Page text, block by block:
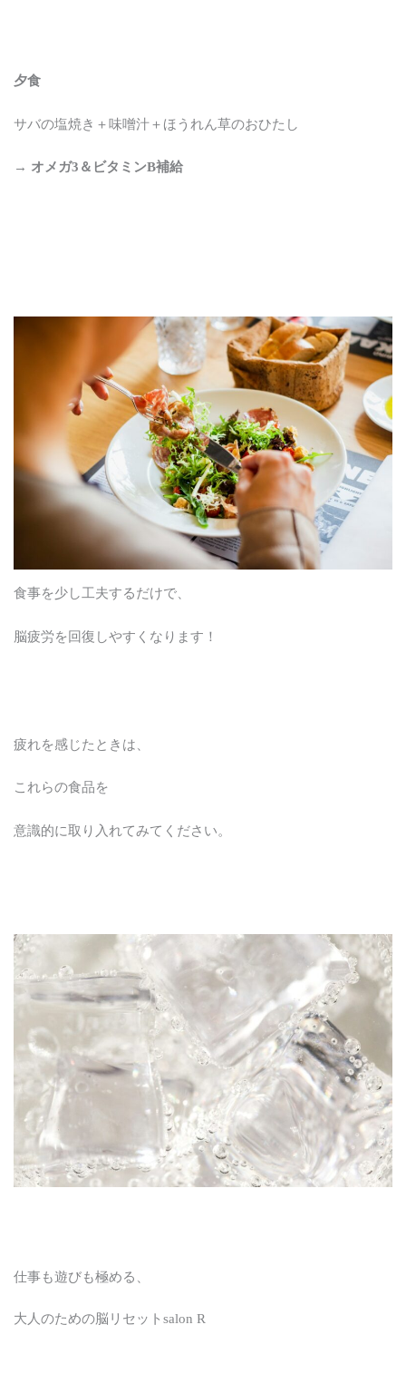
夕食
サバの塩焼き＋味噌汁＋ほうれん草のおひたし
→ オメガ3＆ビタミンB補給
食事を少し工夫するだけで、
脳疲労を回復しやすくなります！
疲れを感じたときは、
これらの食品を
意識的に取り入れてみてください。
仕事も遊びも極める、
大人のための脳リセットsalon R